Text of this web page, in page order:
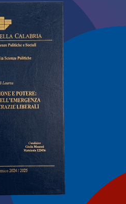
il reato di rissa, e già
era partita innanzi ad un
una moltitudine di giovani
ragazzi che nel corso
pubblica via interessata
da parte della locale